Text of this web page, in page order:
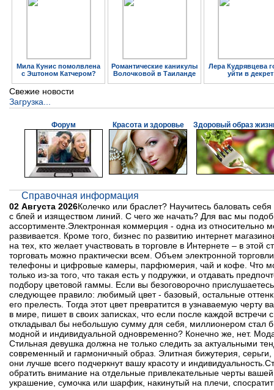
Мила Кунис помолвлена
с Эштоном Катчером?
Романтические каникулы
Волочковой в Таиланде
Лера Кудрявцева
уйти в декрет
Свежие новости
Загрузка...
Форум Красота и здоровье Здоровый образ
Справочная информация
02 Августа 2026Колечко или браслет? Научитесь баловать
с блей и изяществом линий. С чего же начать? Для вас мы
ассортименте.Электронная коммерция - одна из относительно
развивается. Кроме того, бизнес по развитию интернет
на тех, кто желает участвовать в торговле в Интернете – в
торговать можно практически всем. Объем электронной
телефоны и цифровые камеры, парфюмерия, чай и кофе. Что
только из-за того, что такая есть у подружки, и отдавать
подбору цветовой гаммы. Если вы безоговорочно
следующее правило: любимый цвет - базовый, остальные
его прелесть. Тогда этот цвет превратится в узнаваемую
в мире, пишет в своих записках, что если после каждой
откладывал бы небольшую сумму для себя, миллионером стал
модной и индивидуальной одновременно? Конечно же, нет.
Стильная девушка должна не только следить за актуальными
современный и гармоничный образ. Элитная бижутерия,
они лучше всего подчеркнут вашу красоту и
обратить внимание на отдельные привлекательные черты
украшение, сумочка или шарфик, накинутый на плечи,